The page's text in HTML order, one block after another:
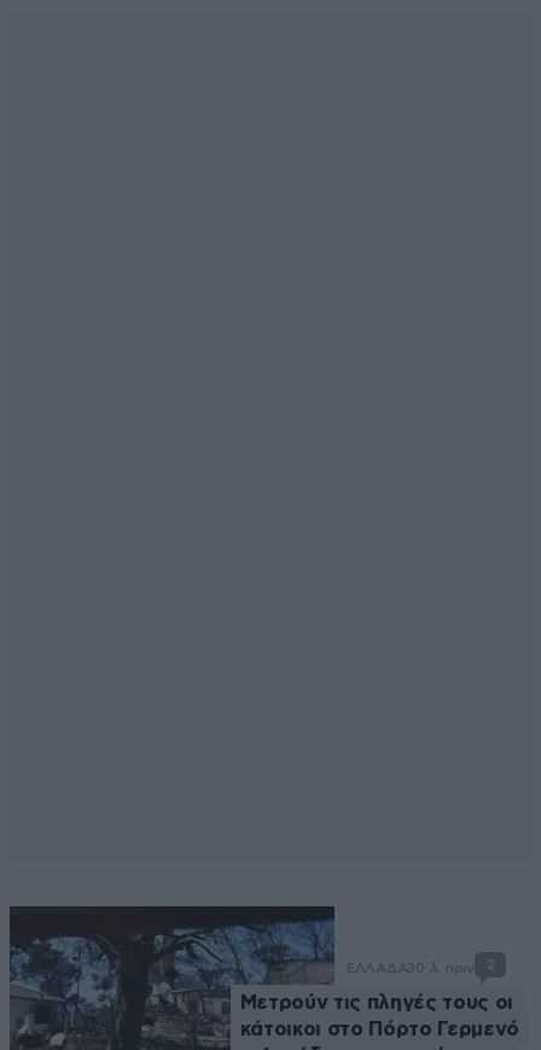
ΕΛΛΑΔΑ30 λ. πριν 2
Μετρούν τις πληγές τους οι
κάτοικοι στο Πόρτο Γερμενό